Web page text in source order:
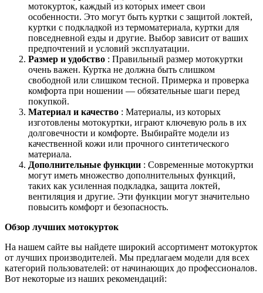
мотокурток, каждый из которых имеет свои
особенности. Это могут быть куртки с защитой локтей,
куртки с подкладкой из термоматериала, куртки для
повседневной езды и другие. Выбор зависит от ваших
предпочтений и условий эксплуатации.
Размер и удобство : Правильный размер мотокуртки
очень важен. Куртка не должна быть слишком
свободной или слишком тесной. Примерка и проверка
комфорта при ношении — обязательные шаги перед
покупкой.
Материал и качество : Материалы, из которых
изготовлены мотокуртки, играют ключевую роль в их
долговечности и комфорте. Выбирайте модели из
качественной кожи или прочного синтетического
материала.
Дополнительные функции : Современные мотокуртки
могут иметь множество дополнительных функций,
таких как усиленная подкладка, защита локтей,
вентиляция и другие. Эти функции могут значительно
повысить комфорт и безопасность.
Обзор лучших мотокурток
На нашем сайте вы найдете широкий ассортимент мотокурток
от лучших производителей. Мы предлагаем модели для всех
категорий пользователей: от начинающих до профессионалов.
Вот некоторые из наших рекомендаций: